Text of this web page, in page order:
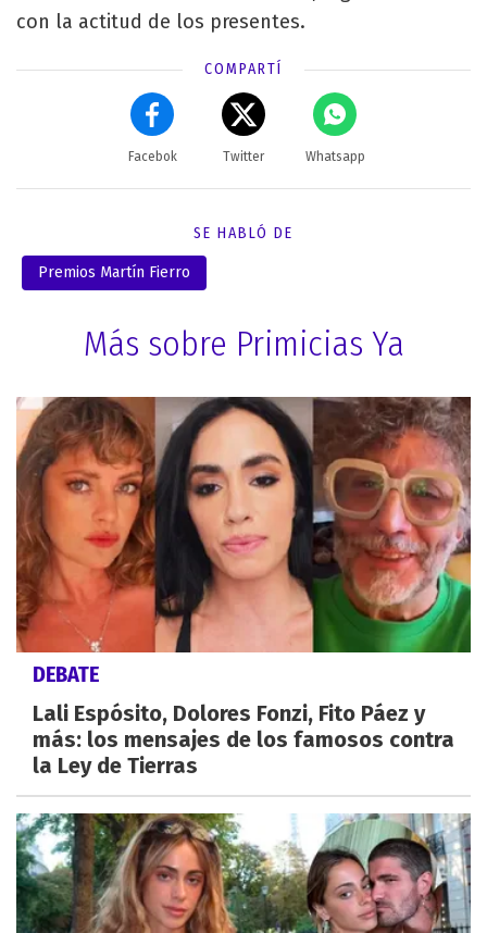
con la actitud de los presentes.
COMPARTÍ
Facebok Twitter Whatsapp
SE HABLÓ DE
Premios Martín Fierro
Más sobre Primicias Ya
DEBATE
Lali Espósito, Dolores Fonzi, Fito Páez y
más: los mensajes de los famosos contra
la Ley de Tierras